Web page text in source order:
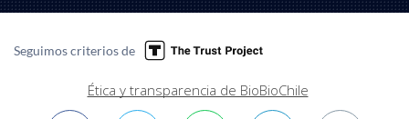
Seguimos criterios de
Ética y transparencia de BioBioChile